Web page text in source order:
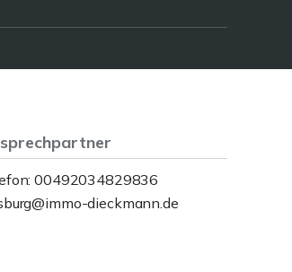
00492034829836
dieckmann.de